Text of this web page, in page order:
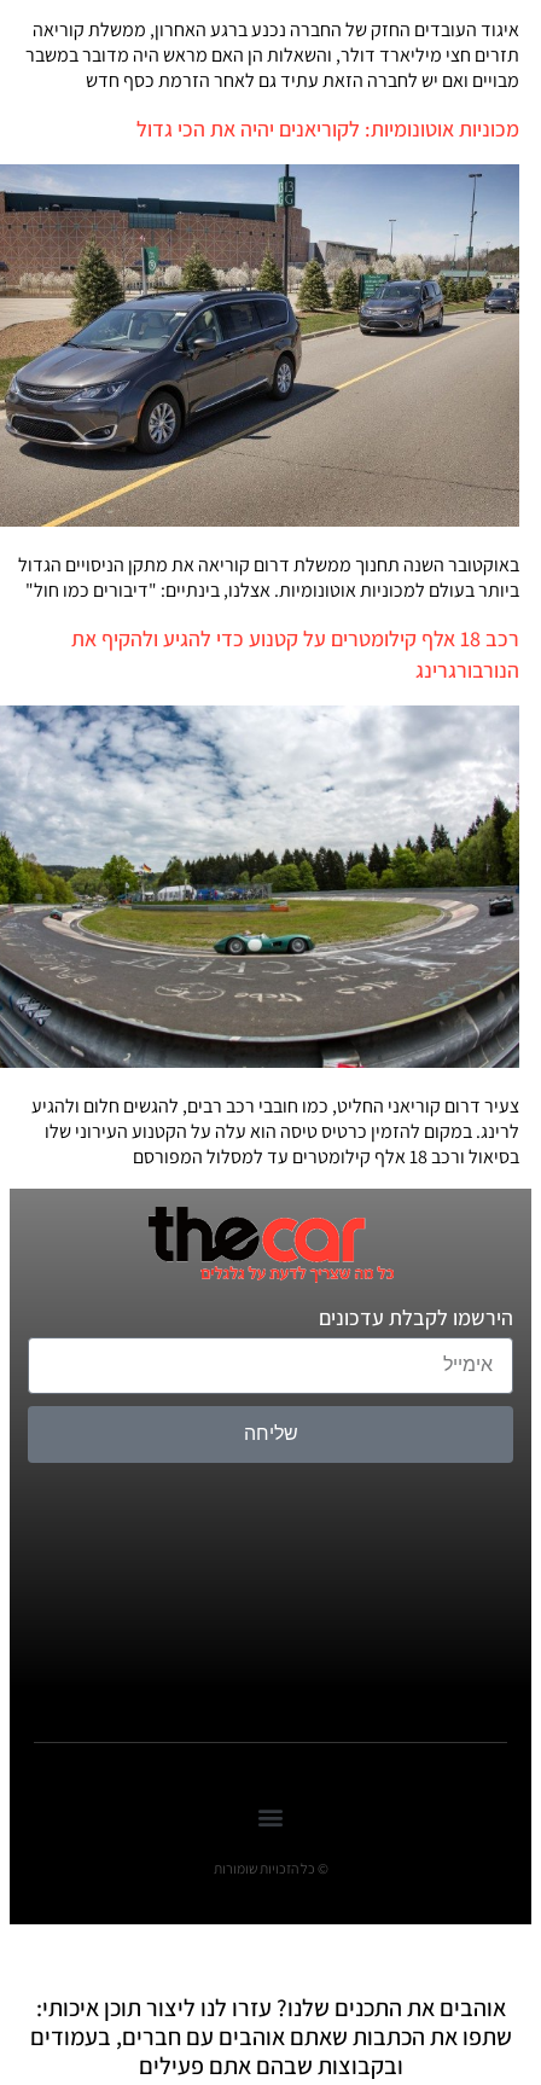
איגוד העובדים החזק של החברה נכנע ברגע האחרון, ממשלת קוריאה
תזרים חצי מיליארד דולר, והשאלות הן האם מראש היה מדובר במשבר
מבויים ואם יש לחברה הזאת עתיד גם לאחר הזרמת כסף חדש
מכוניות אוטונומיות: לקוריאנים יהיה את הכי גדול
באוקטובר השנה תחנוך ממשלת דרום קוריאה את מתקן הניסויים הגדול
ביותר בעולם למכוניות אוטונומיות. אצלנו, בינתיים: "דיבורים כמו חול"
רכב 18 אלף קילומטרים על קטנוע כדי להגיע ולהקיף את
הנורבורגרינג
צעיר דרום קוריאני החליט, כמו חובבי רכב רבים, להגשים חלום ולהגיע
לרינג. במקום להזמין כרטיס טיסה הוא עלה על הקטנוע העירוני שלו
בסיאול ורכב 18 אלף קילומטרים עד למסלול המפורסם
הירשמו לקבלת עדכונים
שליחה
© כל הזכויות שומורות
אוהבים את התכנים שלנו? עזרו לנו ליצור תוכן איכותי:
שתפו את הכתבות שאתם אוהבים עם חברים, בעמודים
ובקבוצות שבהם אתם פעילים